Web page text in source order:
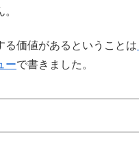
る価値があるということは
ーで書きました。